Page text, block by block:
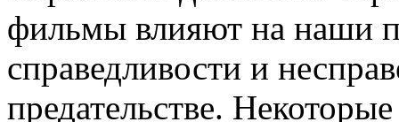
фильмы влияют на наши
справедливости и
предательстве.